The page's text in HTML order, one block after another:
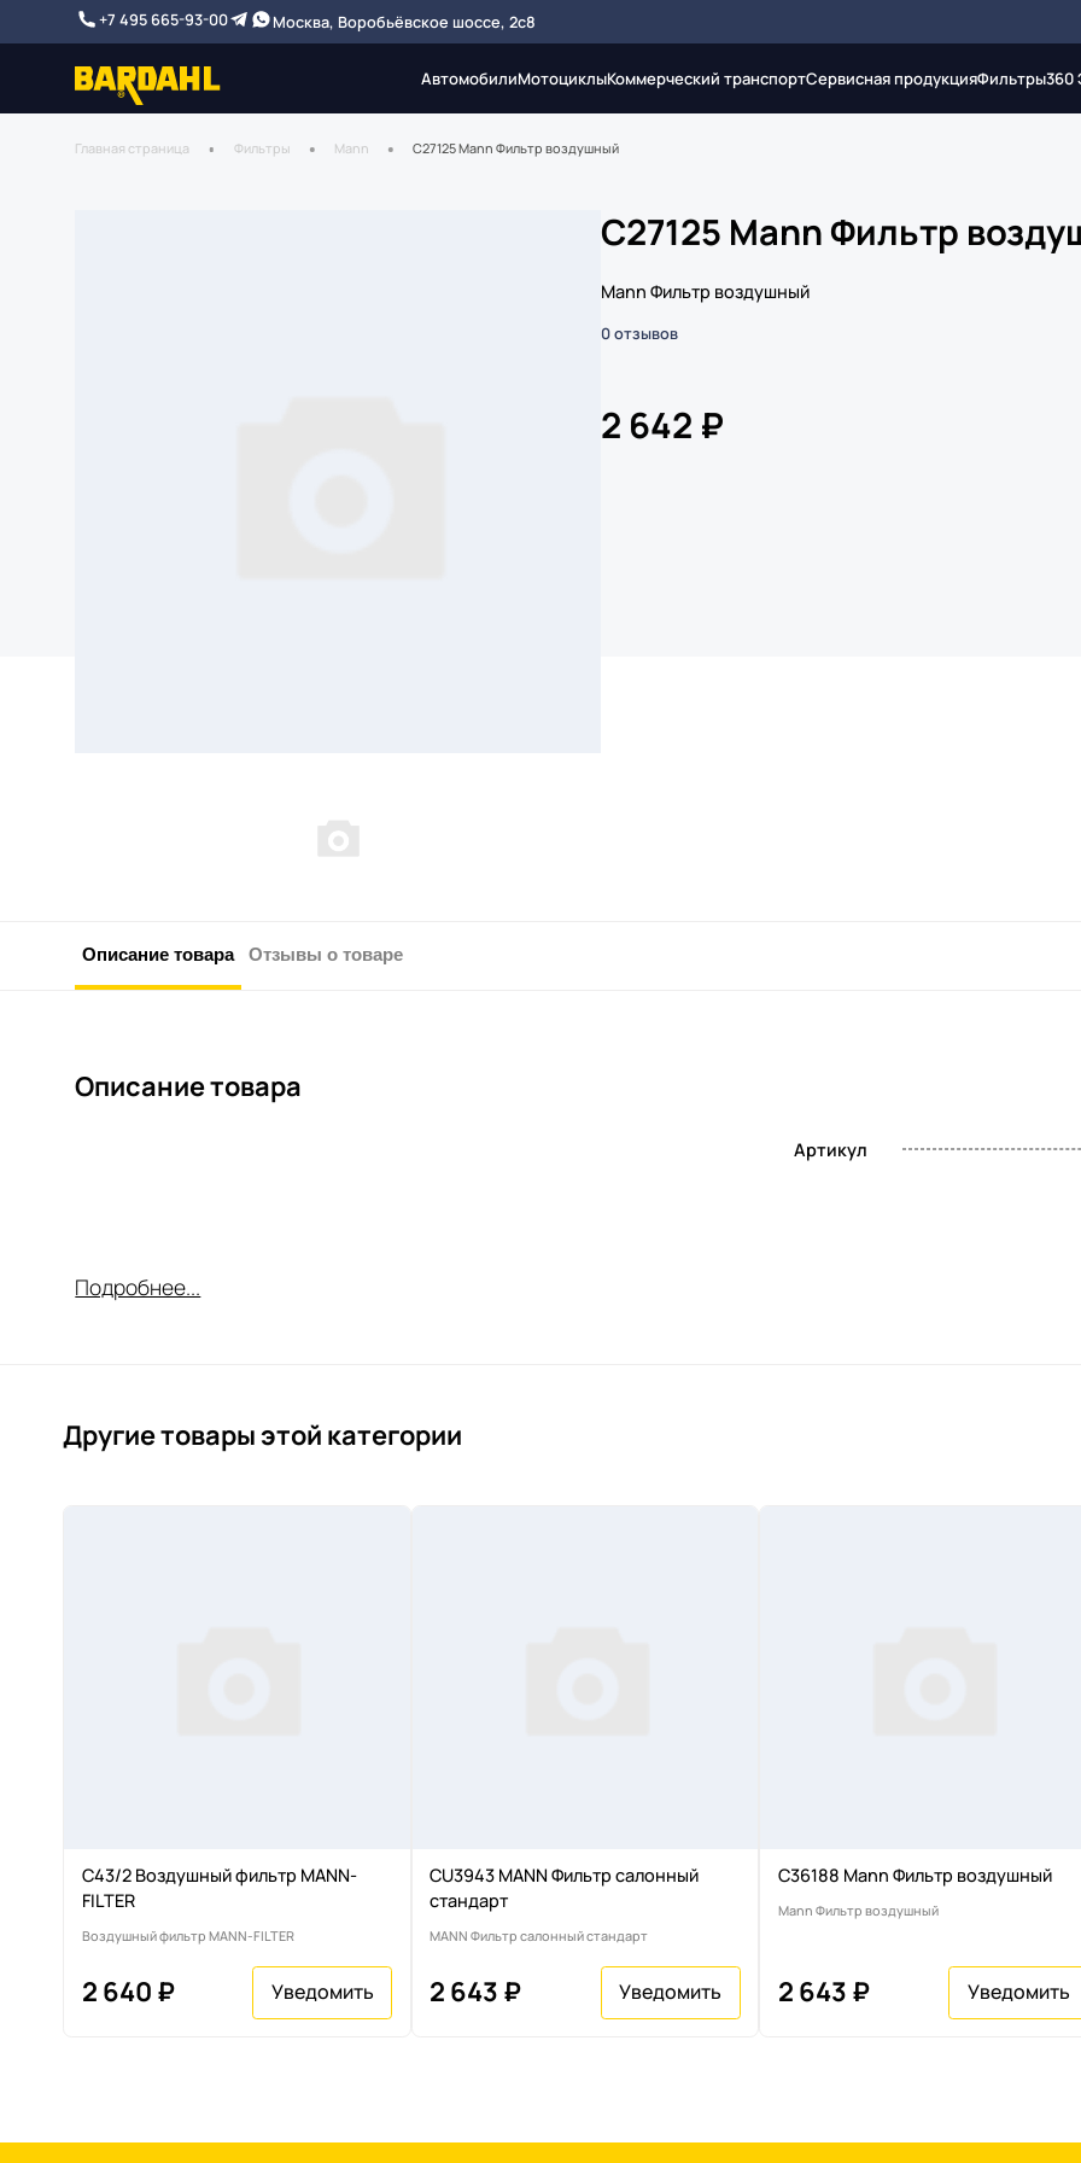
+7 495 665-93-00 Москва, Воробьёвское шоссе, 2с8
АвтомобилиМотоциклыКоммерческий транспортСервисная продукцияФильтры360
Главная страница Фильтры Mann C27125 Mann Фильтр воздушный
C27125 Mann Фильтр
Mann Фильтр воздушный
0 отзывов
2 642 ₽
Описание товара Отзывы о товаре
Описание товара
Подробнее...
Артикул
Другие товары этой категории
C43/2 Воздушный фильтр MANN-
FILTER
Воздушный фильтр MANN-FILTER
2 640 ₽
CU3943 MANN Фильтр салонный
стандарт
MANN Фильтр салонный стандарт
2 643 ₽
C36188 Mann Фильтр воздушный
Mann Фильтр воздушный
2 643 ₽